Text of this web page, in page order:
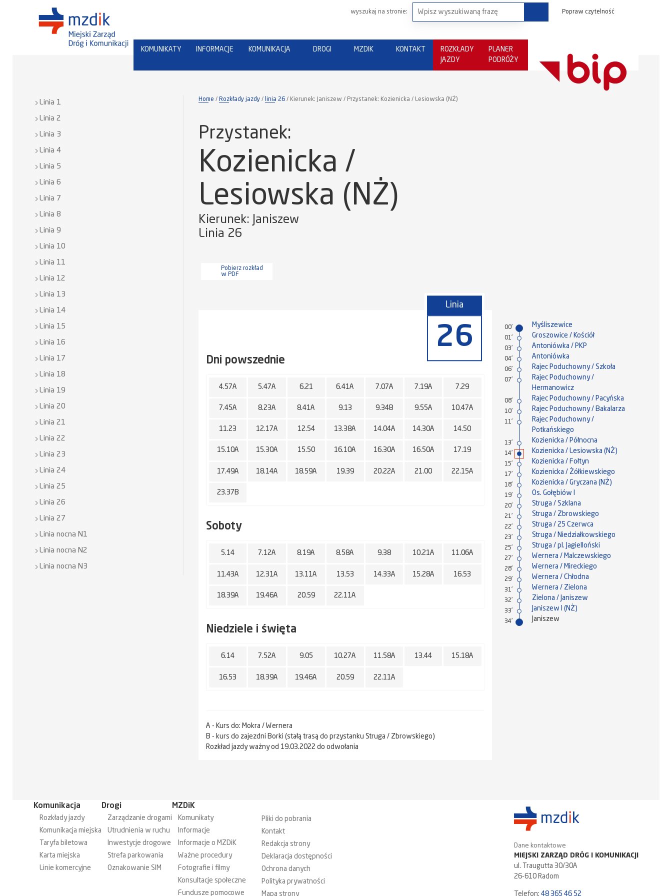
Popraw czytelność
KOMUNIKATY INFORMACJE KOMUNIKACJA DROGI MZDIK KONTAKT
ROZKŁADY
JAZDY
PLANER
PODRÓŻY
wyszukaj na stronie:
Home Rozkłady jazdy linia 26 Kierunek: Janiszew / Przystanek: Kozienicka / Lesiowska (NŻ)
Przystanek:
Kozienicka /
Lesiowska (NŻ)
Kierunek: Janiszew
Linia 26
Pobierz rozkład
w PDF
Linia
26
Dni powszednie
4.57A 5.47A 6.21 6.41A 7.07A 7.19A 7.29
7.45A 8.23A 8.41A 9.13 9.34B 9.55A 10.47A
11.23 12.17A 12.54 13.38A 14.04A 14.30A 14.50
15.10A 15.30A 15.50 16.10A 16.30A 16.50A 17.19
17.49A 18.14A 18.59A 19.39 20.22A 21.00 22.15A
23.37B
Soboty
5.14 7.12A 8.19A 8.58A 9.38 10.21A 11.06A
11.43A 12.31A 13.11A 13.53 14.33A 15.28A 16.53
18.39A 19.46A 20.59 22.11A
Niedziele i święta
6.14 7.52A 9.05 10.27A 11.58A 13.44 15.18A
16.53 18.39A 19.46A 20.59 22.11A
A - Kurs do: Mokra / Wernera
B - kurs do zajezdni Borki (stałą trasą do przystanku Struga / Zbrowskiego)
Rozkład jazdy ważny od 19.03.2022 do odwołania
00' Myśliszewice
01' Groszowice / Kościół
03' Antoniówka / PKP
04' Antoniówka
06' Rajec Poduchowny / Szkoła
07'
Rajec Poduchowny /
Hermanowicz
08' Rajec Poduchowny / Pacyńska
10' Rajec Poduchowny / Bakalarza
11'
Rajec Poduchowny /
Potkańskiego
13' Kozienicka / Północna
14' Kozienicka / Lesiowska (NŻ)
15' Kozienicka / Fołtyn
17' Kozienicka / Żółkiewskiego
18' Kozienicka / Gryczana (NŻ)
19' Os. Gołębiów I
20' Struga / Szklana
21' Struga / Zbrowskiego
22' Struga / 25 Czerwca
23' Struga / Niedziałkowskiego
25' Struga / pl. Jagielloński
27' Wernera / Malczewskiego
28' Wernera / Mireckiego
29' Wernera / Chłodna
31' Wernera / Zielona
32' Zielona / Janiszew
33' Janiszew I (NŻ)
34' Janiszew
Linia 1
Linia 2
Linia 3
Linia 4
Linia 5
Linia 6
Linia 7
Linia 8
Linia 9
Linia 10
Linia 11
Linia 12
Linia 13
Linia 14
Linia 15
Linia 16
Linia 17
Linia 18
Linia 19
Linia 20
Linia 21
Linia 22
Linia 23
Linia 24
Linia 25
Linia 26
Linia 27
Linia nocna N1
Linia nocna N2
Linia nocna N3
Komunikacja
Rozkłady jazdy
Komunikacja miejska
Taryfa biletowa
Karta miejska
Linie komercyjne
Drogi
Zarządzanie drogami
Utrudnienia w ruchu
Inwestycje drogowe
Strefa parkowania
Oznakowanie SIM
MZDiK
Komunikaty
Informacje
Informacje o MZDiK
Ważne procedury
Fotografie i filmy
Konsultacje społeczne
Fundusze pomocowe
Pliki do pobrania
Kontakt
Redakcja strony
Deklaracja dostępności
Ochrona danych
Polityka prywatności
Mapa strony
Dane kontaktowe
MIEJSKI ZARZĄD DRÓG I KOMUNIKACJI
ul. Traugutta 30/30A
26-610 Radom
Telefon: 48 365 46 52